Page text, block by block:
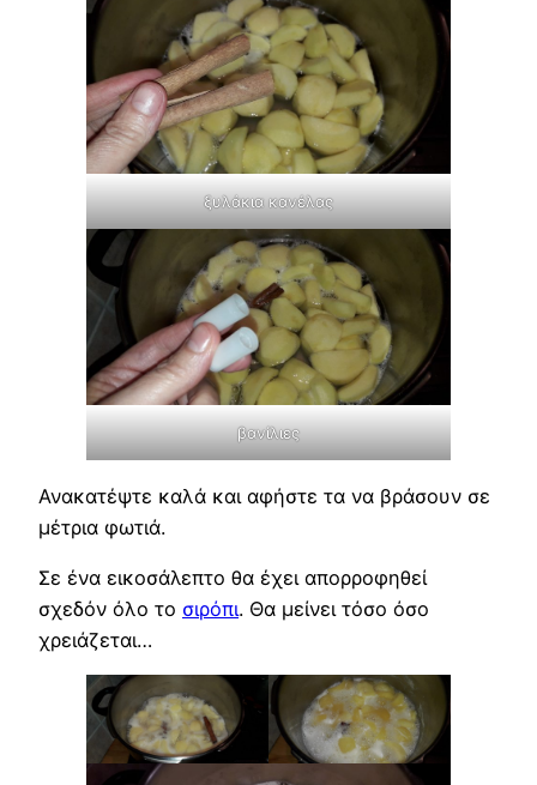
ξυλάκια κανέλας
βανίλιες
Ανακατέψτε καλά και αφήστε τα να βράσουν σε
μέτρια φωτιά.
Σε ένα εικοσάλεπτο θα έχει απορροφηθεί
σχεδόν όλο το σιρόπι. Θα μείνει τόσο όσο
χρειάζεται…